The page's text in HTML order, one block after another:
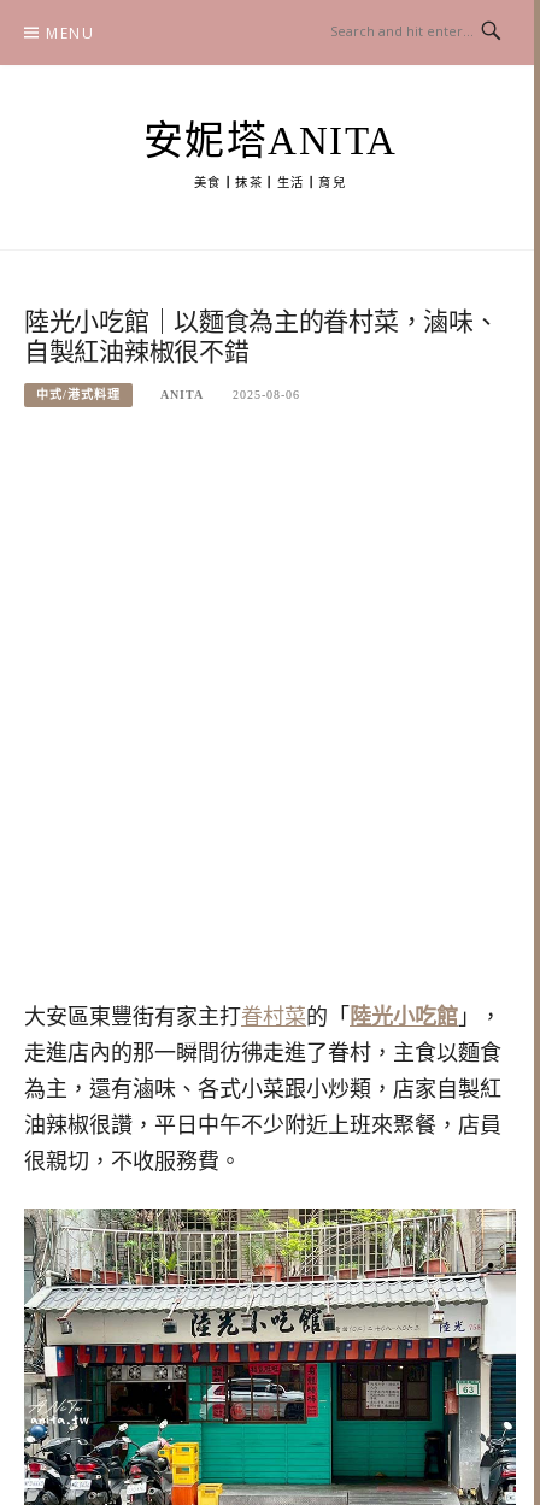
content
MENU
安妮塔ANITA
美食┃抹茶┃生活┃育兒
陸光小吃館｜以麵食為主的眷村菜，滷味、
自製紅油辣椒很不錯
中式/港式料理 ANITA 2025-08-06
大安區東豐街有家主打眷村菜的「 陸光小吃館 」，
走進店內的那一瞬間彷彿走進了眷村，主食以麵食
為主，還有滷味、各式小菜跟小炒類，店家自製紅
油辣椒很讚，平日中午不少附近上班來聚餐，店員
很親切，不收服務費。